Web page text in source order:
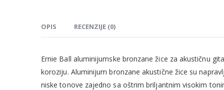
OPIS RECENZIJE (0)
Ernie Ball aluminijumske bronzane žice za akustičnu
koroziju. Aluminijum bronzane akustične žice su
niske tonove zajedno sa oštrim briljantnim visokim